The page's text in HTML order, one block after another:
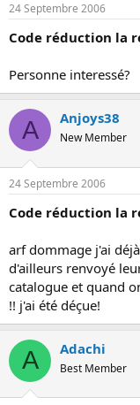
24 Septembre 2006
Code réduction la
Personne interessé?
A Anjoys38
New Member
24 Septembre 2006
Code réduction la
arf dommage j'ai
d'ailleurs renvoyé
catalogue et quand
!! j'ai été déçue!
A Adachi
Best Member